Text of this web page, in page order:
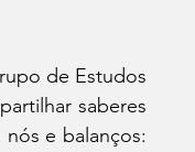
de Estudos
saberes
e balanços: